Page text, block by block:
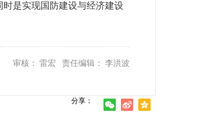
是实现国防建设与经济建设
审核： 雷宏 责任编辑： 李洪波
分享：